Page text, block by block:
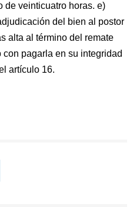
de veinticuatro horas. e)
del bien al postor
alta al término del remate
pagarla en su integridad
artículo 16.